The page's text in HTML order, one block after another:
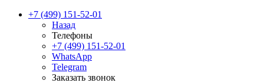
+7 (499) 151-52-01
Назад
Телефоны
+7 (499) 151-52-01
WhatsApp
Telegram
Заказать звонок